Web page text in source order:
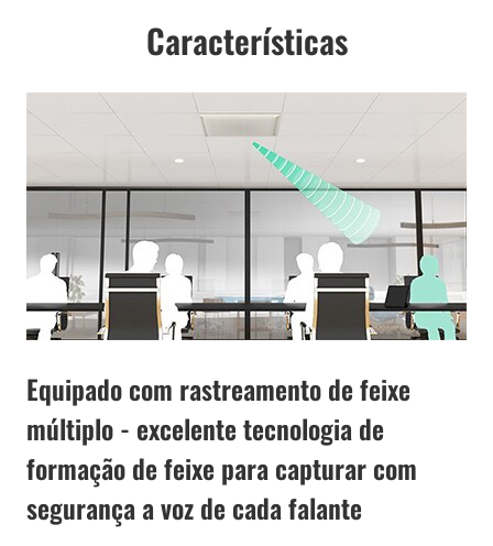
Características
Equipado com rastreamento de feixe
múltiplo - excelente tecnologia de
formação de feixe para capturar com
segurança a voz de cada falante